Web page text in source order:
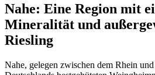
Nahe: Eine Region mit
Mineralität und
Riesling
Nahe, gelegen zwischen dem Rhein